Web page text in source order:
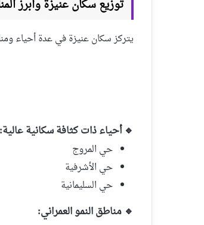
توزيع سكان عنيزة وأبرز
يتركز سكان عنيزة في عدة أحياء
🔹 أحياء ذات كثافة سكانية عالية:
حي المروج
حي الأشرفية
حي السليمانية
🔹 مناطق النمو العمراني: